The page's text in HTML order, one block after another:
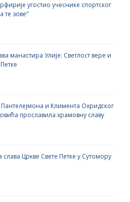
угостио учеснике спортског
те зове“
манастира Улије: Светлост вере и
Пантелејмона и Климента Охридског
прославила храмовну славу
Цркве Свете Петке у Сутомору